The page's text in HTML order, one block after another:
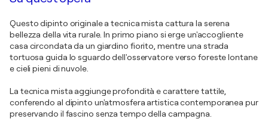
Questo dipinto originale a tecnica mista cattura la serena
bellezza della vita rurale. In primo piano si erge un'accogliente
casa circondata da un giardino fiorito, mentre una strada
tortuosa guida lo sguardo dell'osservatore verso foreste lontane
e cieli pieni di nuvole.
La tecnica mista aggiunge profondità e carattere tattile,
conferendo al dipinto un'atmosfera artistica contemporanea pur
preservando il fascino senza tempo della campagna.